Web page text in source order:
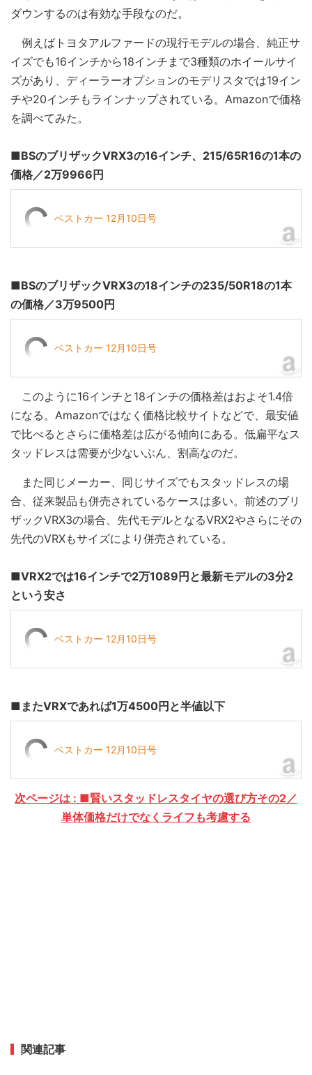
ダウンするのは有効な手段なのだ。
例えばトヨタアルファードの現行モデルの場合、純正サ
イズでも16インチから18インチまで3種類のホイールサイ
ズがあり、ディーラーオプションのモデリスタでは19イン
チや20インチもラインナップされている。Amazonで価格
を調べてみた。
■BSのブリザックVRX3の16インチ、215/65R16の1本の
価格／2万9966円
ベストカー 12月10日号
■BSのブリザックVRX3の18インチの235/50R18の1本
の価格／3万9500円
ベストカー 12月10日号
このように16インチと18インチの価格差はおよそ1.4倍
になる。Amazonではなく価格比較サイトなどで、最安値
で比べるとさらに価格差は広がる傾向にある。低扁平なス
タッドレスは需要が少ないぶん、割高なのだ。
また同じメーカー、同じサイズでもスタッドレスの場
合、従来製品も併売されているケースは多い。前述のブリ
ザックVRX3の場合、先代モデルとなるVRX2やさらにその
先代のVRXもサイズにより併売されている。
■VRX2では16インチで2万1089円と最新モデルの3分2
という安さ
ベストカー 12月10日号
■またVRXであれば1万4500円と半値以下
ベストカー 12月10日号
次ページは : ■賢いスタッドレスタイヤの選び方その2／
単体価格だけでなくライフも考慮する
関連記事